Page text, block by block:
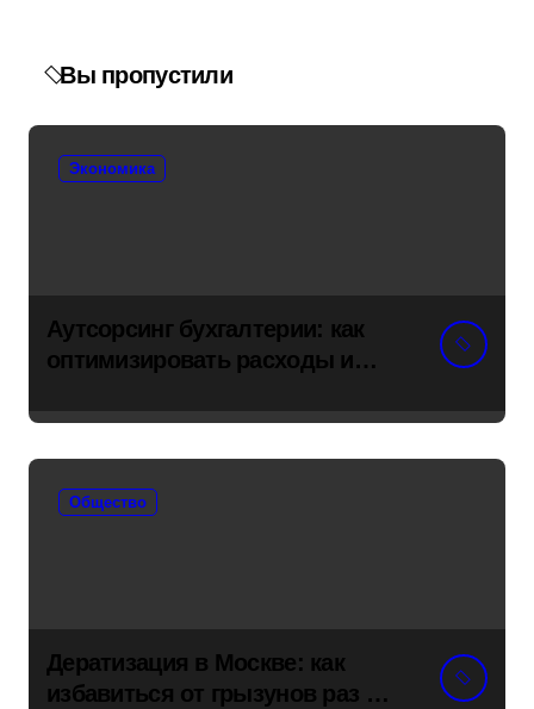
Вы пропустили
Экономика
Аутсорсинг бухгалтерии: как
оптимизировать расходы и
Общество
Дератизация в Москве: как
избавиться от грызунов раз и